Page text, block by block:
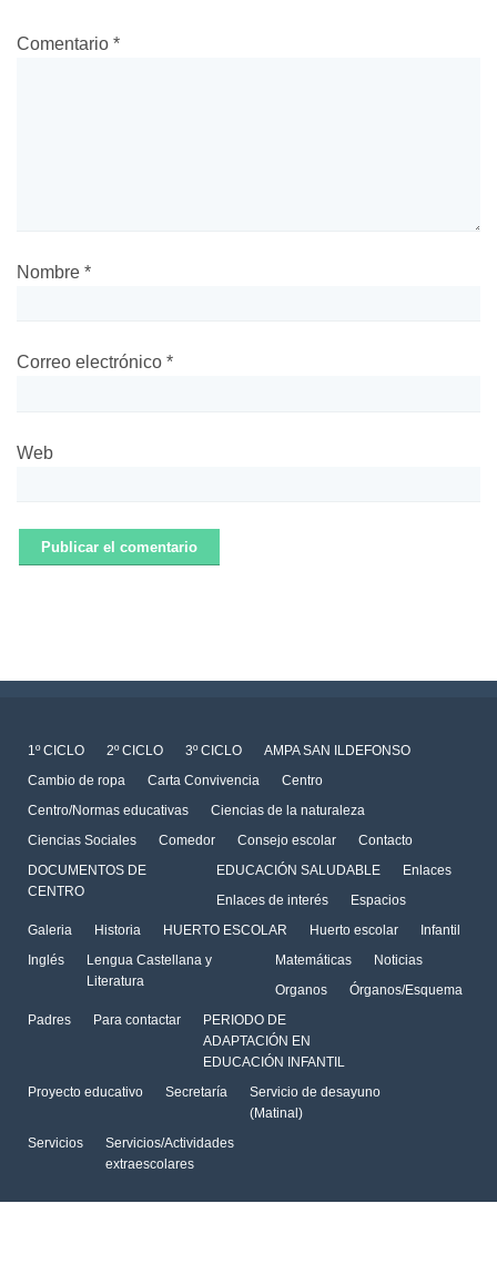
Comentario *
Nombre *
Correo electrónico *
Web
1º CICLO 2º CICLO 3º CICLO
AMPA SAN ILDEFONSO
Cambio de ropa
Carta Convivencia
Centro
Centro/Normas educativas
Ciencias de la naturaleza
Ciencias Sociales
Comedor Consejo escolar
Contacto
DOCUMENTOS DE
CENTRO
EDUCACIÓN SALUDABLE
Enlaces
Enlaces de interés
Espacios
Galeria
Historia HUERTO ESCOLAR Huerto escolar
Infantil
Inglés
Lengua Castellana y
Literatura
Matemáticas
Noticias
Organos
Órganos/Esquema
Padres
Para contactar
PERIODO DE
ADAPTACIÓN EN
EDUCACIÓN INFANTIL
Proyecto educativo
Secretaría
Servicio de desayuno
(Matinal)
Servicios
Servicios/Actividades
extraescolares